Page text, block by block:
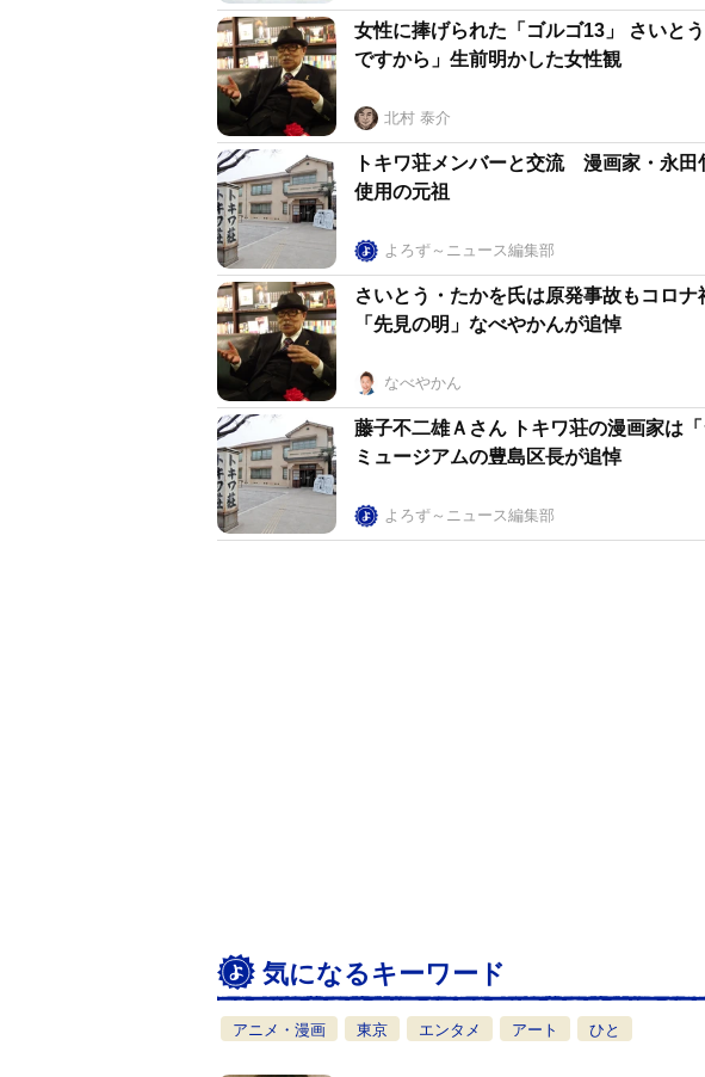
女性に捧げられた「ゴルゴ13」 さいと
ですから」生前明かした女性観
北村 泰介
トキワ荘メンバーと交流 漫画家・永
使用の元祖
よろず～ニュース編集部
さいとう・たかを氏は原発事故もコロ
「先見の明」なべやかんが追悼
なべやかん
藤子不二雄Ａさん トキワ荘の漫画家は
ミュージアムの豊島区長が追悼
よろず～ニュース編集部
気になるキーワード
アニメ・漫画 東京 エンタメ アート ひと